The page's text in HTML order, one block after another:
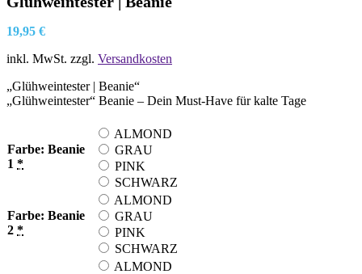
19,95 €
inkl. MwSt. zzgl. Versandkosten
„Glühweintester | Beanie“
„Glühweintester“ Beanie – Dein Must-Have für kalte Tage
Farbe: Beanie
1 *
ALMOND
GRAU
PINK
SCHWARZ
Farbe: Beanie
2 *
ALMOND
GRAU
PINK
SCHWARZ
ALMOND